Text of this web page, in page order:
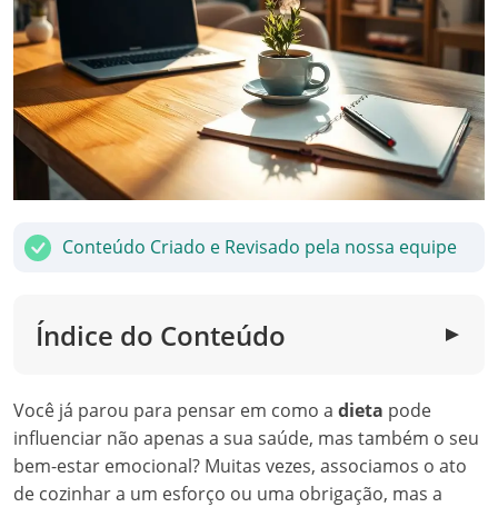
Conteúdo Criado e Revisado pela nossa equipe
Índice do Conteúdo ▼
Você já parou para pensar em como a dieta pode
influenciar não apenas a sua saúde, mas também o seu
bem-estar emocional? Muitas vezes, associamos o ato
de cozinhar a um esforço ou uma obrigação, mas a